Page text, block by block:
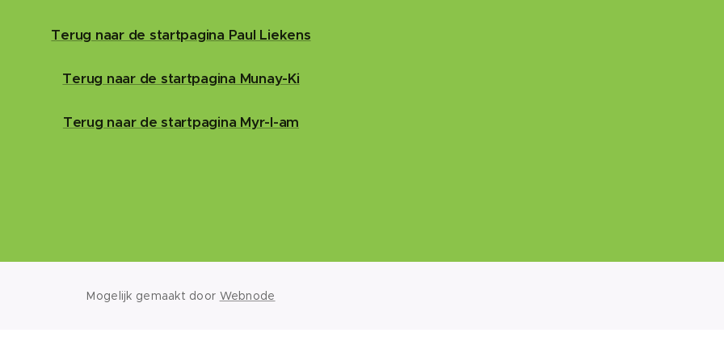
Terug naar de startpagina Paul Liekens
Terug naar de startpagina Munay-Ki
Terug naar de startpagina Myr-I-am
Mogelijk gemaakt door Webnode